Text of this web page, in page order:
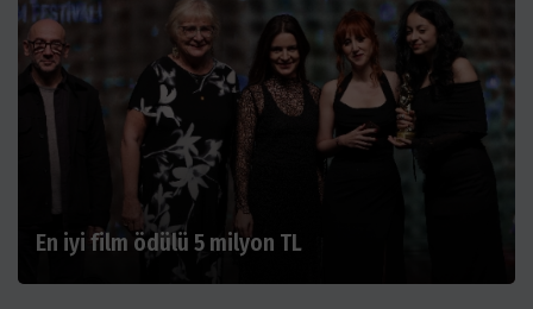
En iyi film ödülü 5 milyon TL